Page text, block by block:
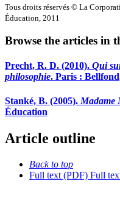
Tous droits réservés © La
Éducation, 2011
Browse the articles in
Precht, R. D. (2010). Qui
philosophie. Paris :
Stanké, B. (2005). Madame
Éducation
Article outline
Back to top
Full text (PDF) Full